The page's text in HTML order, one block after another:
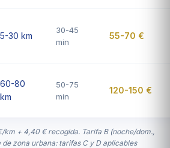
5-30 km
30-45
min
55-70 €
60-80
km
50-75
min
120-150 €
km + 4,40 € recogida. Tarifa B (noche/dom.,
zona urbana: tarifas C y D aplicables